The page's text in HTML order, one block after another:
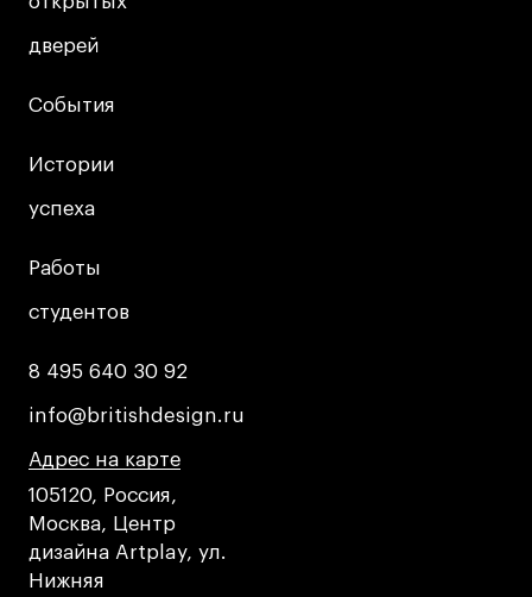
Для прессы
Партнеры
Вакансии
Контакты
Стоимость обучения
Иностранным студентам
График учебного года
Вопросы и ответы
Карьера
дверей
дверей
События
События
Истории
успеха
Истории
успеха
Работы
студентов
Работы
студентов
8 495 640 30 92
8 495 640 30 92
info@britishdesign.ru
info@britishdesign.ru
Адрес на карте
Адрес на карте
Адрес на карте
105120, Россия,
Москва, Центр
дизайна Artplay, ул.
Нижняя